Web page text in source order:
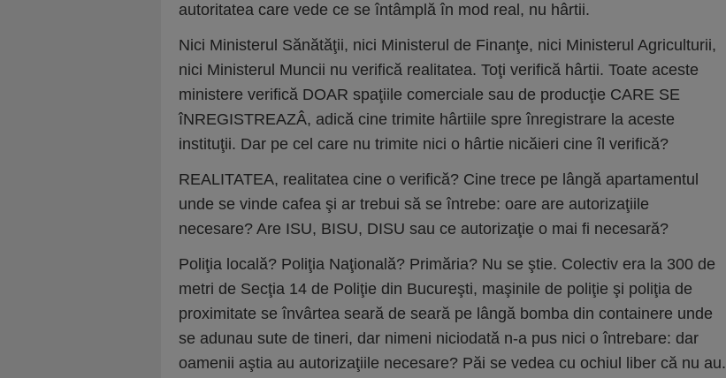
autoritatea care vede ce se întâmplă în mod real, nu hârtii.
Nici Ministerul Sănătăţii, nici Ministerul de Finanţe, nici Ministerul Agriculturii,
nici Ministerul Muncii nu verifică realitatea. Toţi verifică hârtii. Toate aceste
ministere verifică DOAR spaţiile comerciale sau de producţie CARE SE
îNREGISTREAZÂ, adică cine trimite hârtiile spre înregistrare la aceste
instituţii. Dar pe cel care nu trimite nici o hârtie nicăieri cine îl verifică?
REALITATEA, realitatea cine o verifică? Cine trece pe lângă apartamentul
unde se vinde cafea şi ar trebui să se întrebe: oare are autorizaţiile
necesare? Are ISU, BISU, DISU sau ce autorizaţie o mai fi necesară?
Poliţia locală? Poliţia Naţională? Primăria? Nu se ştie. Colectiv era la 300 de
metri de Secţia 14 de Poliţie din Bucureşti, maşinile de poliţie şi poliţia de
proximitate se învârtea seară de seară pe lângă bomba din containere unde
se adunau sute de tineri, dar nimeni niciodată n-a pus nici o întrebare: dar
oamenii aştia au autorizaţiile necesare? Păi se vedea cu ochiul liber că nu au.